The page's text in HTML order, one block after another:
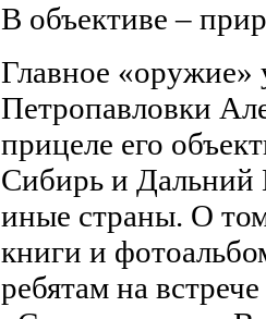
В объективе –
Главное «оружие»
Петропавловки
прицеле его
Сибирь и Дальний
иные страны. О
книги и
ребятам на